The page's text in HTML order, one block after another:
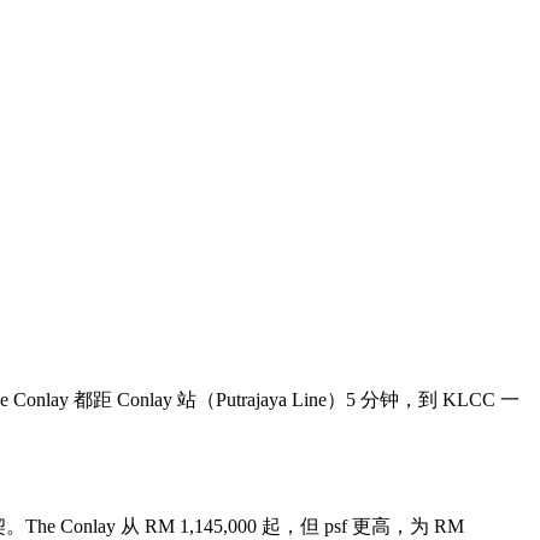
都距 Conlay 站（Putrajaya Line）5 分钟，到 KLCC 一
The Conlay 从 RM 1,145,000 起，但 psf 更高，为 RM